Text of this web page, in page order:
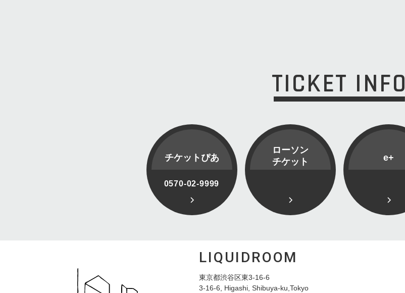
TICKET INFO
チケットぴあ
0570-02-9999
ローソン
チケット
e+
LIQUIDROOM
東京都渋谷区東3-16-6
3-16-6, Higashi, Shibuya-ku,Tokyo